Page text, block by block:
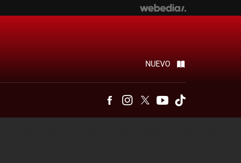
NUEVO
FacebookInstagram
Twitter Youtube